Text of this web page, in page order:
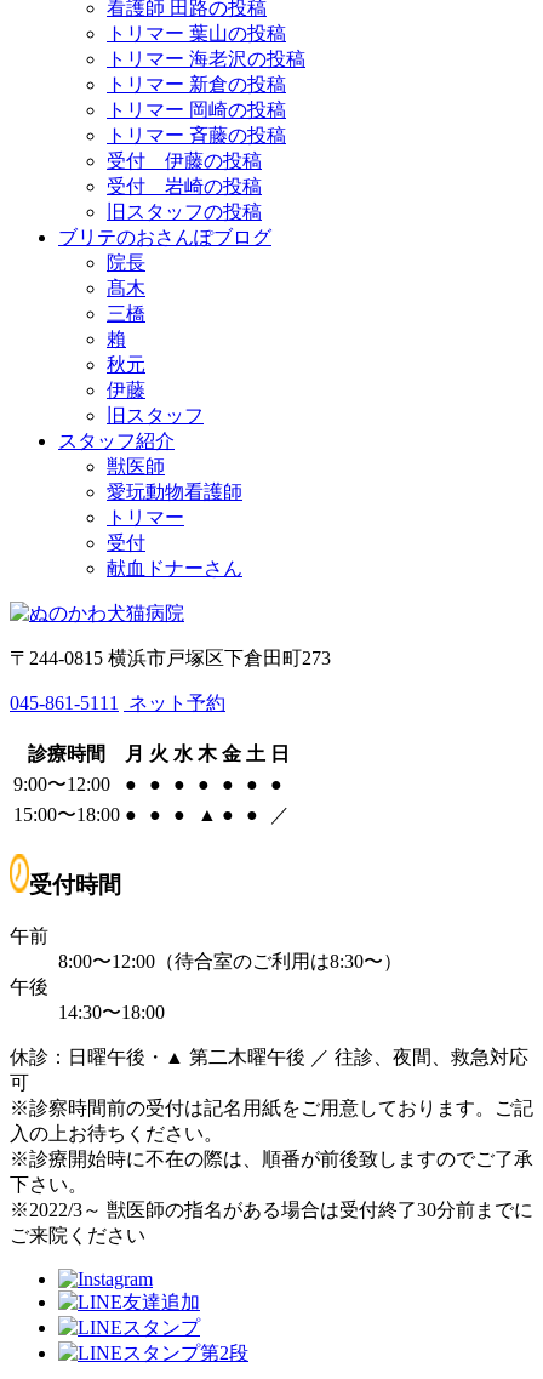
看護師 田路の投稿
トリマー 葉山の投稿
トリマー 海老沢の投稿
トリマー 新倉の投稿
トリマー 岡崎の投稿
トリマー 斉藤の投稿
受付 伊藤の投稿
受付 岩崎の投稿
旧スタッフの投稿
ブリテのおさんぽブログ
院長
髙木
三橋
賴
秋元
伊藤
旧スタッフ
スタッフ紹介
獣医師
愛玩動物看護師
トリマー
受付
献血ドナーさん
〒244-0815 横浜市戸塚区下倉田町273
045-861-5111 ネット予約
診療時間 月 火 水 木 金 土 日
9:00〜12:00
● ● ● ● ● ●
●
15:00〜18:00 ● ● ● ▲ ● ● ／
受付時間
午前
8:00〜12:00（待合室のご利用は8:30〜）
午後
14:30〜18:00
休診：日曜午後・▲ 第二木曜午後 ／ 往診、夜間、救急対応
可
※診察時間前の受付は記名用紙をご用意しております。ご記
入の上お待ちください。
※診療開始時に不在の際は、順番が前後致しますのでご了承
下さい。
※2022/3～ 獣医師の指名がある場合は受付終了30分前までに
ご来院ください